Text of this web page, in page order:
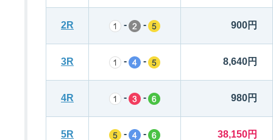
今節出場選手のマル得情報
2R - - 900円
3R - - 8,640円
4R - - 980円
5R - - 38,150円